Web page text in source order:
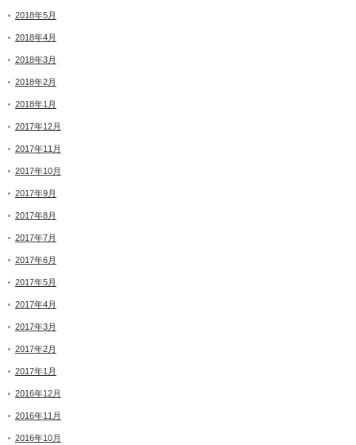
2018年5月
2018年4月
2018年3月
2018年2月
2018年1月
2017年12月
2017年11月
2017年10月
2017年9月
2017年8月
2017年7月
2017年6月
2017年5月
2017年4月
2017年3月
2017年2月
2017年1月
2016年12月
2016年11月
2016年10月